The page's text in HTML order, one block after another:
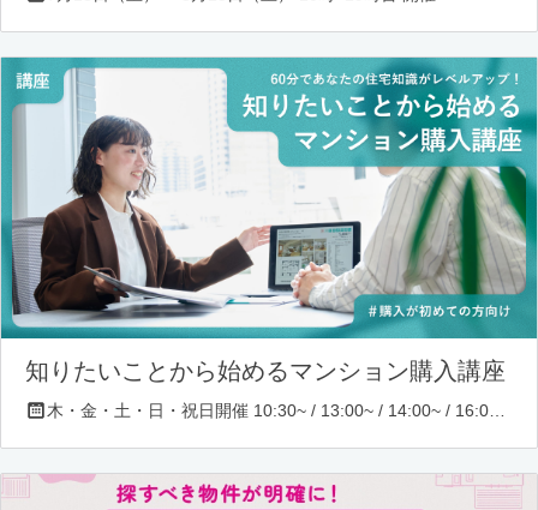
知りたいことから始めるマンション購入講座